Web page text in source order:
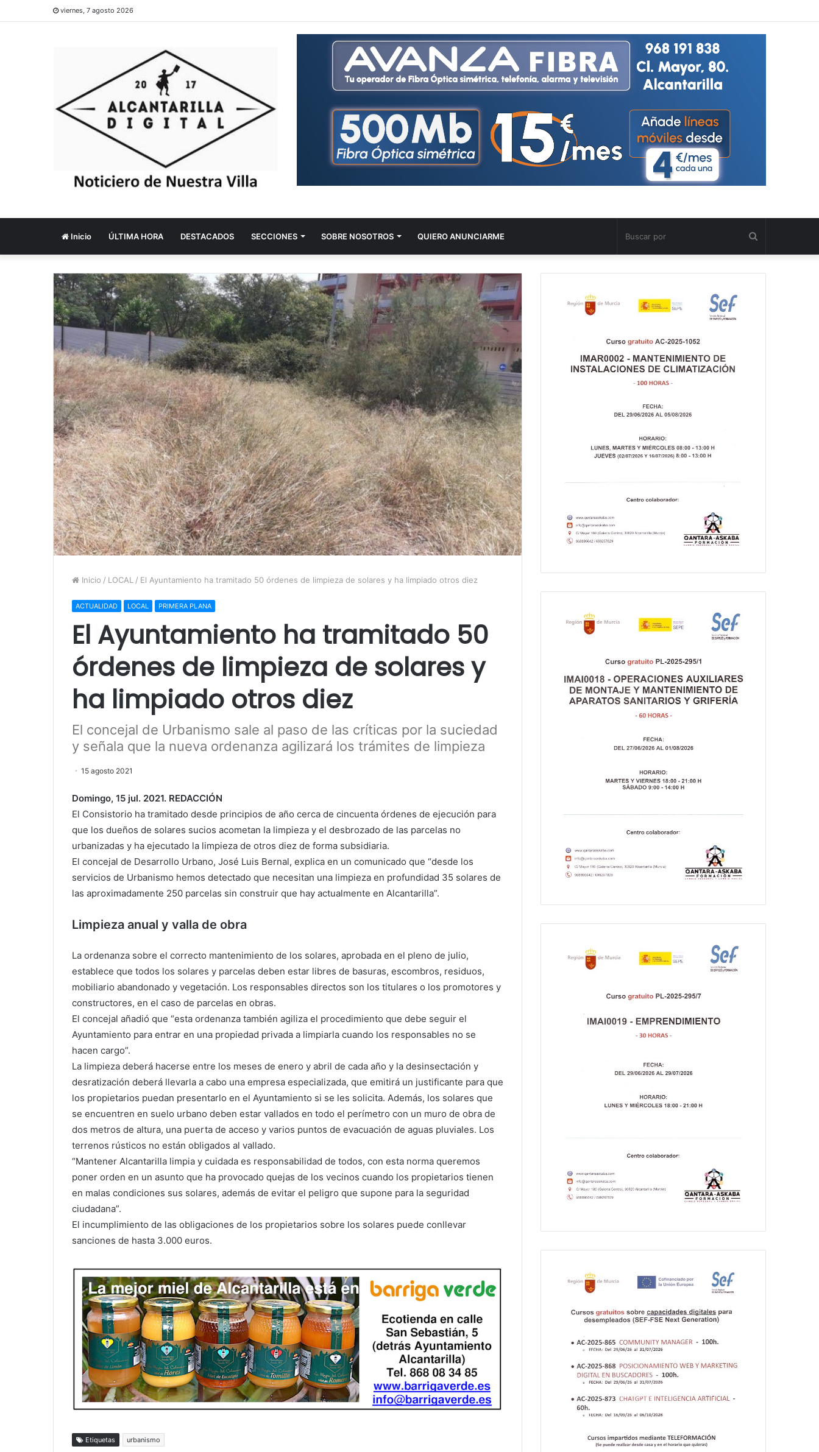
viernes, 7 agosto 2026
Inicio ÚLTIMA HORA DESTACADOS SECCIONES SOBRE NOSOTROS QUIERO ANUNCIARME
por
Inicio / LOCAL / El Ayuntamiento ha tramitado 50 órdenes de limpieza de solares y ha limpiado otros diez
ACTUALIDAD LOCAL PRIMERA PLANA
El Ayuntamiento ha tramitado 50
órdenes de limpieza de solares y
ha limpiado otros diez
El concejal de Urbanismo sale al paso de las críticas por la suciedad
y señala que la nueva ordenanza agilizará los trámites de limpieza
15 agosto 2021
Domingo, 15 jul. 2021. REDACCIÓN
El Consistorio ha tramitado desde principios de año cerca de cincuenta órdenes de ejecución para
que los dueños de solares sucios acometan la limpieza y el desbrozado de las parcelas no
urbanizadas y ha ejecutado la limpieza de otros diez de forma subsidiaria.
El concejal de Desarrollo Urbano, José Luis Bernal, explica en un comunicado que “desde los
servicios de Urbanismo hemos detectado que necesitan una limpieza en profundidad 35 solares de
las aproximadamente 250 parcelas sin construir que hay actualmente en Alcantarilla”.
Limpieza anual y valla de obra
La ordenanza sobre el correcto mantenimiento de los solares, aprobada en el pleno de julio,
establece que todos los solares y parcelas deben estar libres de basuras, escombros, residuos,
mobiliario abandonado y vegetación. Los responsables directos son los titulares o los promotores y
constructores, en el caso de parcelas en obras.
El concejal añadió que “esta ordenanza también agiliza el procedimiento que debe seguir el
Ayuntamiento para entrar en una propiedad privada a limpiarla cuando los responsables no se
hacen cargo”.
La limpieza deberá hacerse entre los meses de enero y abril de cada año y la desinsectación y
desratización deberá llevarla a cabo una empresa especializada, que emitirá un justificante para que
los propietarios puedan presentarlo en el Ayuntamiento si se les solicita. Además, los solares que
se encuentren en suelo urbano deben estar vallados en todo el perímetro con un muro de obra de
dos metros de altura, una puerta de acceso y varios puntos de evacuación de aguas pluviales. Los
terrenos rústicos no están obligados al vallado.
“Mantener Alcantarilla limpia y cuidada es responsabilidad de todos, con esta norma queremos
poner orden en un asunto que ha provocado quejas de los vecinos cuando los propietarios tienen
en malas condiciones sus solares, además de evitar el peligro que supone para la seguridad
ciudadana”.
El incumplimiento de las obligaciones de los propietarios sobre los solares puede conllevar
sanciones de hasta 3.000 euros.
Etiquetas urbanismo